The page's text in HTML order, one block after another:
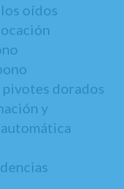
oídos
pivotes dorados
y